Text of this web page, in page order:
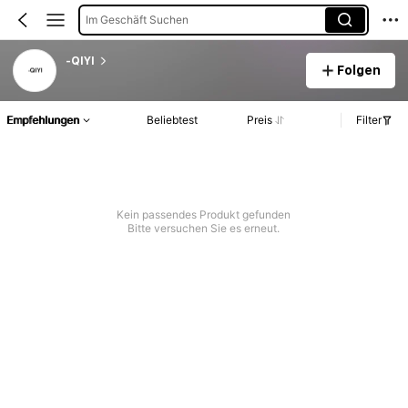
Im Geschäft Suchen
-QIYI
Folgen
Empfehlungen Beliebtest Preis Filter
Kein passendes Produkt gefunden
Bitte versuchen Sie es erneut.